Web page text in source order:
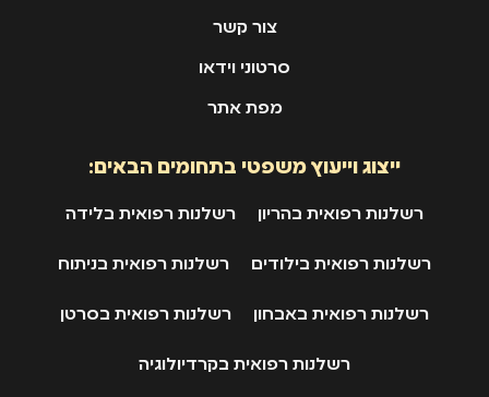
צור קשר
סרטוני וידאו
מפת אתר
ייצוג וייעוץ משפטי בתחומים הבאים:
רשלנות רפואית בהריון רשלנות רפואית בלידה
רשלנות רפואית בילודים רשלנות רפואית בניתוח
רשלנות רפואית באבחון רשלנות רפואית בסרטן
רשלנות רפואית בקרדיולוגיה